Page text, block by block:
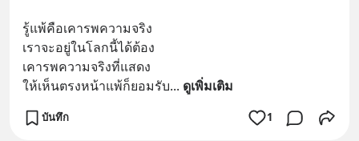
รู้แพ้คือเคารพความจริง
เราจะอยู่ในโลกนี้ได้ต้อง
เคารพความจริงที่แสดง
ให้เห็นตรงหน้าแพ้ก็ยอมรับ... ดูเพิ่มเติม
บันทึก 1